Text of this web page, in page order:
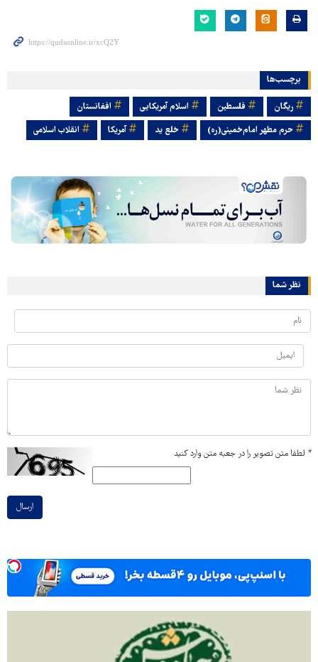
برچسب‌ها
ریگان فلسطین اسلام آمریکایی
افغانستان
حرم مطهر امام‌خمینی(ره)
خلع ید آمریکا انقلاب اسلامی
نظر شما
* لطفا متن تصویر را در جعبه متن وارد کنید
ارسال